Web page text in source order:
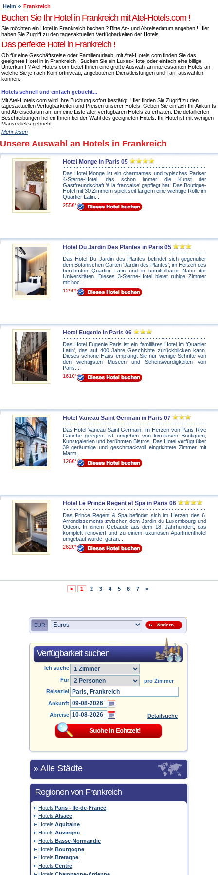
Heim Frankreich
Buchen Sie Ihr Hotel in Frankreich mit Atel-Hotels.com !
Sie möchten ein Hotel in Frankreich buchen ? Bitte An- und Abreisedatum angeben ! Hier
haben Sie Zugriff zu den tagesaktuellen Verfügbarkeiten der Hotels.
Das perfekte Hotel in Frankreich !
Ob für eine Geschäftsreise oder Familienurlaub, mit Atel-Hotels.com finden Sie das
geeignete Hotel in in Frankreich ! Suchen Sie ein Luxus-Hotel oder einfach eine billige
Unterkunft ? Atel-Hotels.com bietet Ihnen eine große Auswahl an interessanten Hotels an,
welche Sie je nach Komfortniveau, angebotenen Dienstleistungen und Tarif auswählen
können.
Hotels schnell und einfach gebucht...
Mit Atel-Hotels.com wird Ihre Buchung sofort bestätigt. Hier finden Sie Zugriff zu den
tagesaktuellen Verfügbarkeiten und Preisen unserer Hotels. Geben Sie einfach Ihr Ankunfts-
und Abreisedatum an, um eine Liste aller verfügbaren Hotels zu erhalten. Die detaillierten
Beschreibungen helfen Ihnen bei der Wahl des geeigneten Hotels. Ihr Hotel ist mit wenigen
Mauseklicks gebucht !
Mehr lesen
Unsere Auswahl an Hotels in Frankreich
Hotel Monge in Paris 05
Das Hotel Monge ist ein charmantes und typisches Pariser
4-Sterne-Hotel, das schon immer die Kunst der
Gastfreundschaft 'à la française' gepflegt hat. Das Boutique-
Hotel mit 30 Zimmern spielt seit langem eine wichtige Rolle im
Quartier Latin...
255€*
Hotel Du Jardin Des Plantes in Paris 05
Das Hotel Du Jardin des Plantes befindet sich gegenüber
dem Botanischen Garten 'Jardin des Plantes', im Herzen des
berühmten Quartier Latin und in unmittelbarer Nähe der
Universitäten. Dieses 3-Sterne-Hotel bietet ruhige Zimmer
mit hoc...
129€*
Hotel Eugenie in Paris 06
Das Hotel Eugenie Paris ist ein familiäres Hotel im 'Quartier
Latin', das auf 400 Jahre Geschichte zurückblicken kann.
Dieses schöne Haus empfängt Sie nur wenige Schritte von
den wichtigsten Museen und Sehenswürdigkeiten von
Paris...
161€*
Hotel Vaneau Saint Germain in Paris 07
Das Hotel Vaneau Saint Germain, im Herzen von Paris Rive
Gauche gelegen, ist umgeben von luxuriösen Boutiquen,
Kunstgalerien und berühmten Bistros. Das Hotel verfügt über
39 geräumige und geschmackvoll eingrichtete Zimmer mit
Marm...
126€*
Hotel Le Prince Regent et Spa in Paris 06
Das Prince Regent & Spa befindet sich im Herzen des 6.
Arrondissements zwischen dem Jardin du Luxembourg und
Odeon. In einem Gebäude aus dem 18. Jahrhundert, das
komplett renoviert und zu einem luxuriösen Apartmenthotel
umgebaut wurde, garan...
262€*
< 1 2 3 4 5 6 7 >
EUR ändern
Verfügbarkeit suchen
Ich suche
Für
pro Zimmer
Reiseziel
Ankunft
Abreise
Detailsuche
» Alle Städte
Regionen von Frankreich
Hotels Paris - Ile-de-France
Hotels Alsace
Hotels Aquitaine
Hotels Auvergne
Hotels Basse-Normandie
Hotels Bourgogne
Hotels Bretagne
Hotels Centre